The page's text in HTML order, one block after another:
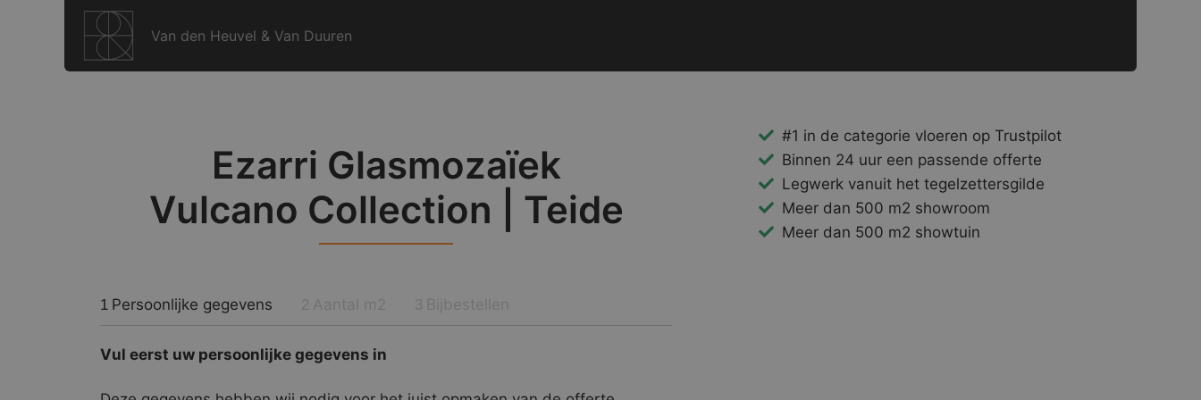
Van den Heuvel & Van Duuren
Ezarri Glasmozaïek
Vulcano Collection | Teide
1 Persoonlijke gegevens
Vul eerst uw persoonlijke gegevens in
#1 in de categorie vloeren op Trustpilot
Binnen 24 uur een passende offerte
Legwerk vanuit het tegelzettersgilde
Meer dan 500 m2 showroom
Meer dan 500 m2 showtuin